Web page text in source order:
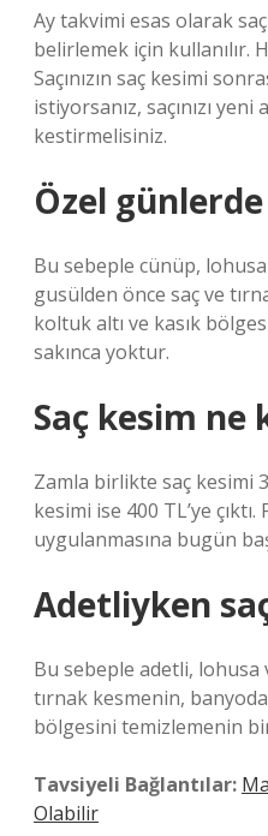
Ay takvimi esas olarak
belirlemek için kullanılır.
Saçınızın saç kesimi
istiyorsanız, saçınızı
kestirmelisiniz.
Özel
Bu sebeple cünüp, lohusa
gusülden önce saç ve
koltuk altı ve kasık
sakınca yoktur.
Saç kesim ne
Zamla birlikte saç kesimi
kesimi ise 400 TL’ye
uygulanmasına bugün
Adetliyken
Bu sebeple adetli, lohusa
tırnak kesmenin,
bölgesini temizlemenin
Tavsiyeli Bağlantılar:
Olabilir